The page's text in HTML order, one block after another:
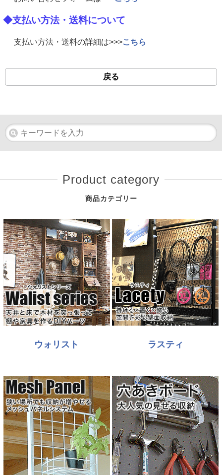
◆支払い方法・送料について
支払い方法・送料の詳細は>>>こちら
戻る
Product category
商品カテゴリー
ウォリスト ラスティ